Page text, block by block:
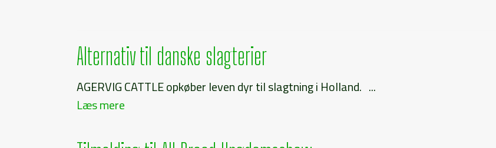
Alternativ til danske slagterier
AGERVIG CATTLE opkøber leven dyr til slagtning i Holland. ...
Læs mere